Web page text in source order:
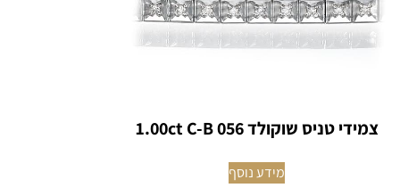
צמידי טניס שוקולד 1.00ct C-B 056
מידע נוסף